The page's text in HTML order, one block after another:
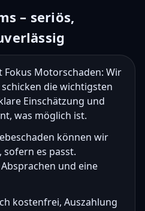
– seriös,
Motorschaden: Wir
die wichtigsten
Einschätzung und
was möglich ist.
können wir
es passt.
und eine
kostenfrei, Auszahlung